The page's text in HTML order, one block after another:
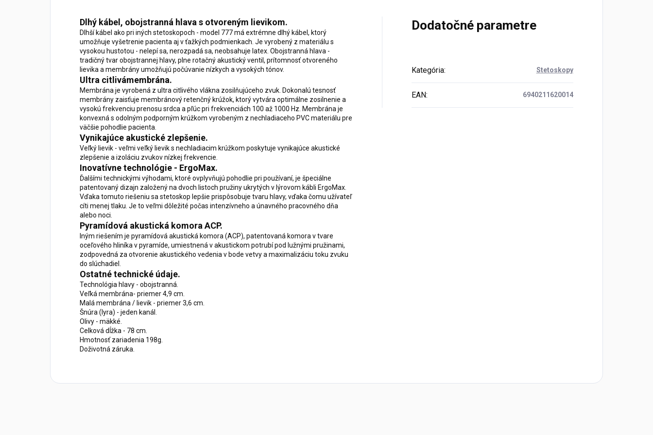
Dlhý kábel, obojstranná hlava s otvoreným lievikom.
Dlhší kábel ako pri iných stetoskopoch - model 777 má extrémne dlhý kábel, ktorý
umožňuje vyšetrenie pacienta aj v ťažkých podmienkach. Je vyrobený z materiálu s
vysokou hustotou - nelepí sa, nerozpadá sa, neobsahuje latex. Obojstranná hlava -
tradičný tvar obojstrannej hlavy, plne rotačný akustický ventil, prítomnosť otvoreného
lievika a membrány umožňujú počúvanie nízkych a vysokých tónov.
Ultra citlivámembrána.
Membrána je vyrobená z ultra citlivého vlákna zosilňujúceho zvuk. Dokonalú tesnosť
membrány zaisťuje membránový retenčný krúžok, ktorý vytvára optimálne zosilnenie a
vysokú frekvenciu prenosu srdca a pľúc pri frekvenciách 100 až 1000 Hz. Membrána je
konvexná s odolným podporným krúžkom vyrobeným z nechladiaceho PVC materiálu pre
väčšie pohodlie pacienta.
Vynikajúce akustické zlepšenie.
Veľký lievik - veľmi veľký lievik s nechladiacim krúžkom poskytuje vynikajúce akustické
zlepšenie a izoláciu zvukov nízkej frekvencie.
Inovatívne technológie - ErgoMax.
Ďalšími technickými výhodami, ktoré ovplyvňujú pohodlie pri používaní, je špeciálne
patentovaný dizajn založený na dvoch listoch pružiny ukrytých v lýrovom kábli ErgoMax.
Vďaka tomuto riešeniu sa stetoskop lepšie prispôsobuje tvaru hlavy, vďaka čomu užívateľ
cíti menej tlaku. Je to veľmi dôležité počas intenzívneho a únavného pracovného dňa
alebo noci.
Pyramídová akustická komora ACP.
Iným riešením je pyramídová akustická komora (ACP), patentovaná komora v tvare
oceľového hliníka v pyramíde, umiestnená v akustickom potrubí pod lužnými pružinami,
zodpovedná za otvorenie akustického vedenia v bode vetvy a maximalizáciu toku zvuku
do slúchadiel.
Ostatné technické údaje.
Technológia hlavy - obojstranná.
Veľká membrána- priemer 4,9 cm.
Malá membrána / lievik - priemer 3,6 cm.
Šnúra (lyra) - jeden kanál.
Olivy - mäkké.
Celková dĺžka - 78 cm.
Hmotnosť zariadenia 198g.
Doživotná záruka.
Dodatočné parametre
Kategória: Stetoskopy
EAN: 6940211620014